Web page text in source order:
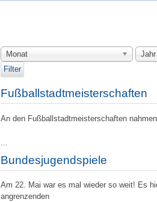
Monat Jahr
Filter
Fußballstadtmeisterschaften
An den Fußballstadtmeisterschaften
Bundesjugendspiele
Am 22. Mai war es mal wieder so weit! Es
angrenzenden